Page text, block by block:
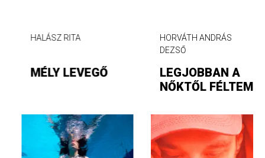
HALÁSZ RITA
MÉLY LEVEGŐ
HORVÁTH ANDRÁS
DEZSŐ
LEGJOBBAN A
NŐKTŐL FÉLTEM